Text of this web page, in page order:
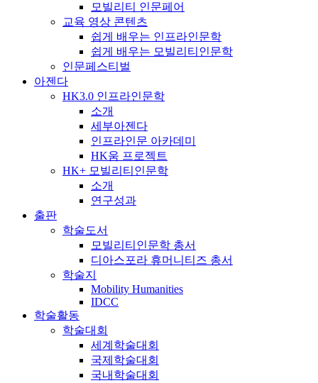
모빌리티 인문페어
교육 영상 콘텐츠
쉽게 배우는 인프라인문학
쉽게 배우는 모빌리티인문학
인문페스티벌
아젠다
HK3.0 인프라인문학
소개
세부아젠다
인프라인문 아카데미
HK움 프로젝트
HK+ 모빌리티인문학
소개
연구성과
출판
학술도서
모빌리티인문학 총서
디아스포라 휴머니티즈 총서
학술지
Mobility Humanities
IDCC
학술활동
학술대회
세계학술대회
국제학술대회
국내학술대회